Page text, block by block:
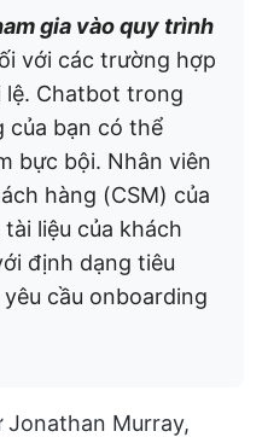
gia vào quy trình
với các trường hợp
lệ. Chatbot trong
của bạn có thể
bực bội. Nhân viên
hàng (CSM) của
liệu của khách
định dạng tiêu
cầu onboarding
Jonathan Murray,